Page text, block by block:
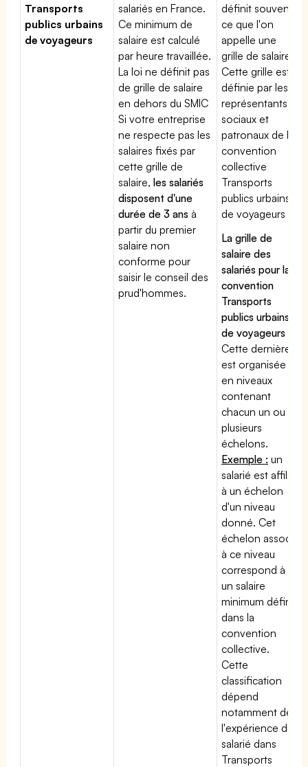
Transports
publics urbains
de voyageurs
salariés en France.
Ce minimum de
salaire est calculé
par heure travaillée.
La loi ne définit pas
de grille de salaire
en dehors du SMIC
Si votre entreprise
ne respecte pas les
salaires fixés par
cette grille de
salaire,les salariés
disposent d'une
durée de 3 ans à
partir du premier
salaire non
conforme pour
saisir le conseil des
prud'hommes.
définit souvent
ce que l'on
appelle une
grille de salaires.
Cette grille est
définie par les
représentants
sociaux et
patronaux de la
convention
collective
Transports
publics urbains
de voyageurs
La grille de
salaire des
salariés pour la
convention
Transports
publics urbains
de voyageurs
Cette dernière
est organisée
en niveaux
contenant
chacun un ou
plusieurs
échelons.
Exemple : un
salarié est affilié
à un échelon
d'un niveau
donné. Cet
échelon associé
à ce niveau
correspond à
un salaire
minimum défini
dans la
convention
collective.
Cette
classification
dépend
notamment de
l'expérience du
salarié dans
Transports